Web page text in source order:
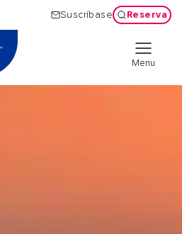
Suscríbase Reserva
Menu